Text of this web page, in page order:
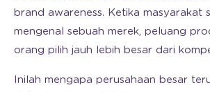
brand awareness. Ketika masyarakat
mengenal sebuah merek, peluang
orang pilih jauh lebih besar dari
Inilah mengapa perusahaan besar